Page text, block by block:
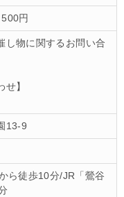
円
し物に関するお問い合
せ】
13-9
ら徒歩10分/JR「鶯谷